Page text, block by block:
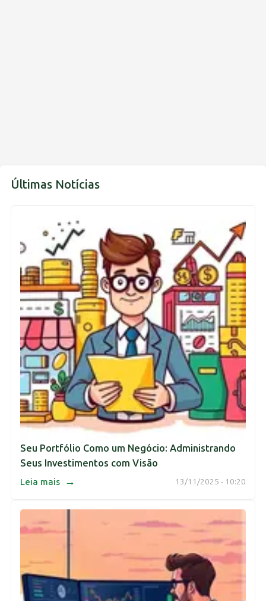
Últimas Notícias
Seu Portfólio Como um Negócio: Administrando
Seus Investimentos com Visão
13/11/2025 - 10:20
Leia mais →